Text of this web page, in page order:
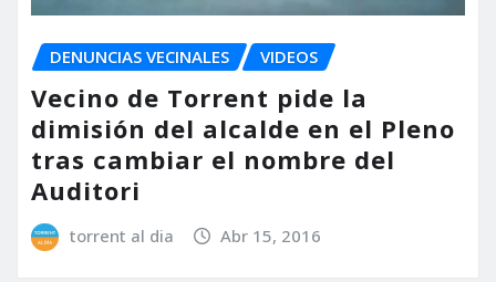
DENUNCIAS VECINALES VIDEOS
Vecino de Torrent pide la
dimisión del alcalde en el Pleno
tras cambiar el nombre del
Auditori
torrent al dia Abr 15, 2016